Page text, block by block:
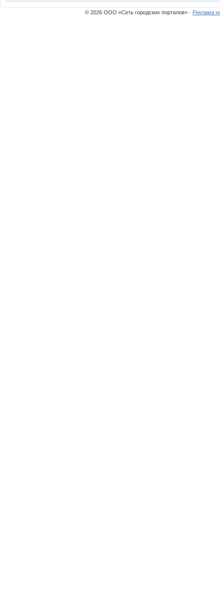
© 2026 ООО «Сеть городских порталов» · Реклама